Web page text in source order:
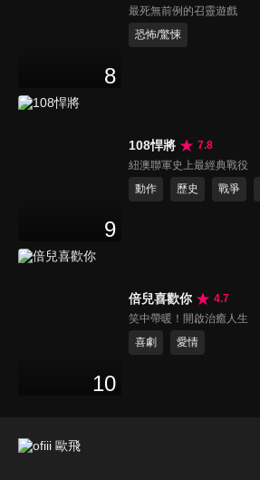
8
最死無前例的召靈遊戲
恐怖/驚悚
9
108悍將
7.8
紐澳聯軍史上最經典戰役
動作
歷史 戰爭
10
倍兒喜歡你
4.7
笑中帶暖！開啟治癒人生
喜劇
愛情